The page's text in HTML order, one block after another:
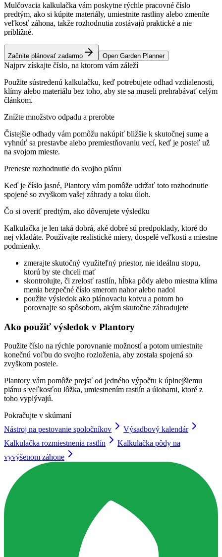
Mulčovacia kalkulačka vám poskytne rýchle pracovné číslo
predtým, ako si kúpite materiály, umiestnite rastliny alebo zmeníte
veľkosť záhona, takže rozhodnutia zostávajú praktické a nie
približné.
Začnite plánovať zadarmo Open Garden Planner
Najprv získajte číslo, na ktorom vám záleží
Použite sústredenú kalkulačku, keď potrebujete odhad vzdialenosti,
klímy alebo materiálu bez toho, aby ste sa museli prehrabávať celým
článkom.
Znížte množstvo odpadu a prerobte
Čistejšie odhady vám pomôžu nakúpiť bližšie k skutočnej sume a
vyhnúť sa prestavbe alebo premiestňovaniu vecí, keď je posteľ už
na svojom mieste.
Preneste rozhodnutie do svojho plánu
Keď je číslo jasné, Plantory vám pomôže udržať toto rozhodnutie
spojené so zvyškom vašej záhrady a toku úloh.
Čo si overiť predtým, ako dôverujete výsledku
Kalkulačka je len taká dobrá, aké dobré sú predpoklady, ktoré do
nej vkladáte. Používajte realistické miery, dospelé veľkosti a miestne
podmienky.
zmerajte skutočný využiteľný priestor, nie ideálnu stopu,
ktorú by ste chceli mať
skontrolujte, či zrelosť rastlín, hĺbka pôdy alebo miestna klíma
menia bezpečné číslo smerom nahor alebo nadol
použite výsledok ako plánovaciu kotvu a potom ho
porovnajte so spôsobom, akým skutočne záhradujete
Ako použiť výsledok v Plantory
Použite číslo na rýchle porovnanie možností a potom umiestnite
konečnú voľbu do svojho rozloženia, aby zostala spojená so
zvyškom postele.
Plantory vám pomôže prejsť od jedného výpočtu k úplnejšiemu
plánu s veľkosťou lôžka, umiestnením rastlín a úlohami, ktoré z
toho vyplývajú.
Pokračujte v skúmaní
Nástroj na pestovanie spoločníkov
Výsadbový kalendár
Kalkulačka rozmiestnenia rastlín
Kalkulačka pôdy na
vyvýšenom záhone